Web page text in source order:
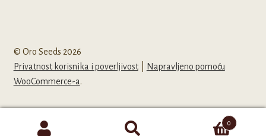
© Oro Seeds 2026
Privatnost korisnika i poverljivost
Napravljeno pomoću
WooCommerce-a.
0